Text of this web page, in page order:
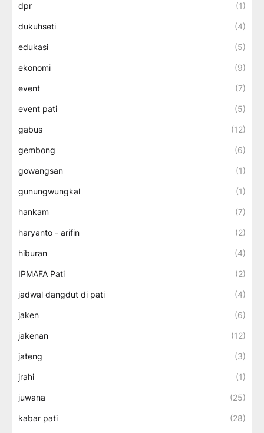
dpr (1)
dukuhseti (4)
edukasi (5)
ekonomi (9)
event (7)
event pati (5)
gabus (12)
gembong (6)
gowangsan (1)
gunungwungkal (1)
hankam (7)
haryanto - arifin (2)
hiburan (4)
IPMAFA Pati (2)
jadwal dangdut di pati (4)
jaken (6)
jakenan (12)
jateng (3)
jrahi (1)
juwana (25)
kabar pati (28)